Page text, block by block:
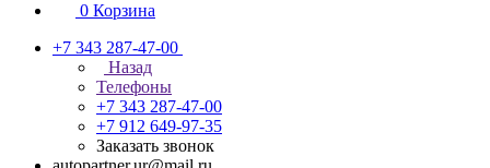
0 Корзина
+7 343 287-47-00
Назад
Телефоны
+7 343 287-47-00
+7 912 649-97-35
Заказать звонок